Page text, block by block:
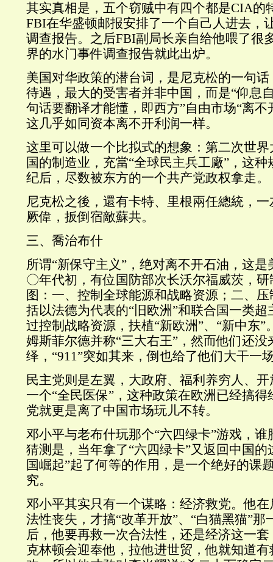
其实真相是，五个窃贼中有四个都是CIA的
FBI在华盛顿邮报安排了一个自己人进去，
调查报告。之后FBI副局长亲自给他喂了很
界的水门事件调查报告就此出炉。
美国对华政策的潜台词，是尼克松的一句
待遇，最大的受害者并非中国，而是“仰息
句话要翻译才能懂，即西方”自由市场“离
这几乎如同资本离不开利润一样。
这里可以做一个比拟式的想象：第二次世
国的制造业，充當“全球民主兵工廠”，这
纪后，尽数被东方的一个共产党政权拿走。
尼克松之後，還有卡特、里根兩任總統，
厥偉，扳倒宿敵蘇共。
三、喬治布什
所谓“新保守主义”，绝对离不开石油，这
〇年代初，有位国防部次长沃尔福威茨，研
图：一、控制全球能源和战略资源；二、
括以法德为代表的“旧欧洲”和联合国一类
过控制战略资源，扶植“新欧洲”、“新中东”
姆斯菲尔德并称“三大右王”，然而他们还没
绎，“911”突如其来，倒也给了他们大干一
民主党则是左翼，大政府、福利养穷人、
一个“全民医保”，这种政策在欧洲已经搞
党就更是离了中国市场玩儿不转。
邓小平与老布什玩那个“六四绿卡”游戏，
猜测是，当年拿了“六四绿卡”又返回中国的
国崛起”起了何等的作用，是一个绝好的课
究。
邓小平其实只有一个谋略：经济救党。他
法性丧失，才搞“改革开放”、“白猫黑猫”那
后，他要再救一次合法性，还是经济这一
克林顿会迎奉他，拉他进世贸，他就知道